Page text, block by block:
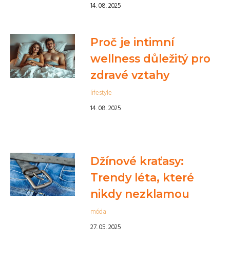
14. 08. 2025
Proč je intimní
wellness důležitý pro
zdravé vztahy
lifestyle
14. 08. 2025
Džínové kraťasy:
Trendy léta, které
nikdy nezklamou
móda
27. 05. 2025